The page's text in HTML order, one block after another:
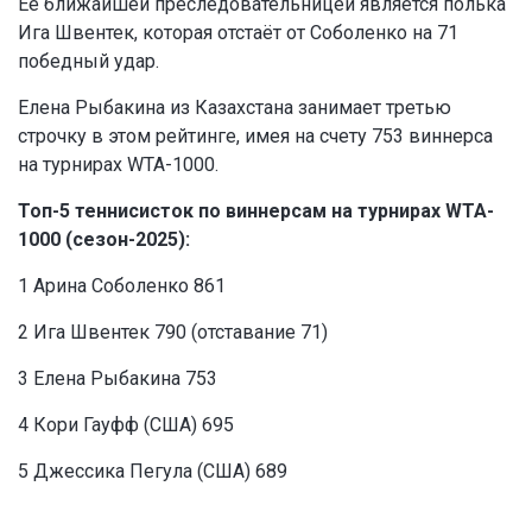
Ига Швентек, которая отстаёт от Соболенко на 71
победный удар.
Елена Рыбакина из Казахстана занимает третью
строчку в этом рейтинге, имея на счету 753 виннерса
на турнирах WTA-1000.
Топ-5 теннисисток по виннерсам на турнирах WTA-
1000 (сезон-2025):
1 Арина Соболенко 861
2 Ига Швентек 790 (отставание 71)
3 Елена Рыбакина 753
4 Кори Гауфф (США) 695
5 Джессика Пегула (США) 689